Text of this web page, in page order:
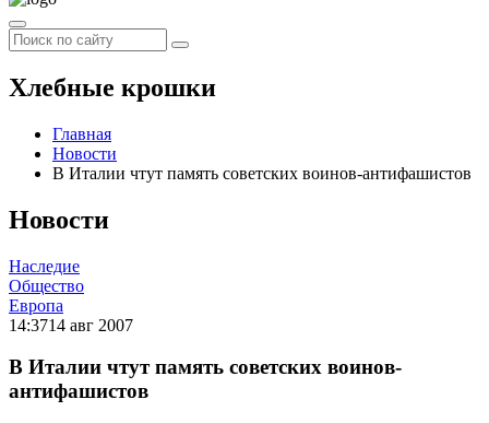
Хлебные крошки
Главная
Новости
В Италии чтут память советских воинов-антифашистов
Новости
Наследие
Общество
Европа
14:3714 авг 2007
В Италии чтут память советских воинов-
антифашистов